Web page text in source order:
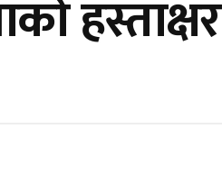
हस्ताक्षर